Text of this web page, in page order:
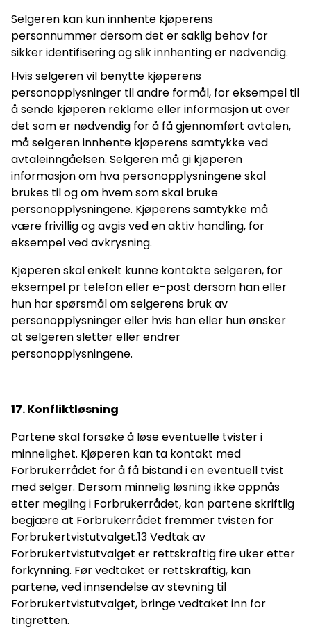
Selgeren kan kun innhente kjøperens
personnummer dersom det er saklig behov for
sikker identifisering og slik innhenting er nødvendig.
Hvis selgeren vil benytte kjøperens
personopplysninger til andre formål, for eksempel til
å sende kjøperen reklame eller informasjon ut over
det som er nødvendig for å få gjennomført avtalen,
må selgeren innhente kjøperens samtykke ved
avtaleinngåelsen. Selgeren må gi kjøperen
informasjon om hva personopplysningene skal
brukes til og om hvem som skal bruke
personopplysningene. Kjøperens samtykke må
være frivillig og avgis ved en aktiv handling, for
eksempel ved avkrysning.
Kjøperen skal enkelt kunne kontakte selgeren, for
eksempel pr telefon eller e-post dersom han eller
hun har spørsmål om selgerens bruk av
personopplysninger eller hvis han eller hun ønsker
at selgeren sletter eller endrer
personopplysningene.
17. Konfliktløsning
Partene skal forsøke å løse eventuelle tvister i
minnelighet. Kjøperen kan ta kontakt med
Forbrukerrådet for å få bistand i en eventuell tvist
med selger. Dersom minnelig løsning ikke oppnås
etter megling i Forbrukerrådet, kan partene skriftlig
begjære at Forbrukerrådet fremmer tvisten for
Forbrukertvistutvalget.13 Vedtak av
Forbrukertvistutvalget er rettskraftig fire uker etter
forkynning. Før vedtaket er rettskraftig, kan
partene, ved innsendelse av stevning til
Forbrukertvistutvalget, bringe vedtaket inn for
tingretten.